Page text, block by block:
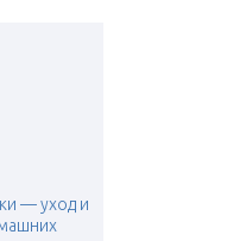
— уход и